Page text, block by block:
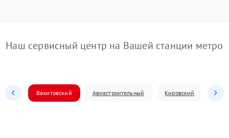
Наш сервисный центр на Вашей станции метро
Вахитовский Авиастроительный Кировский